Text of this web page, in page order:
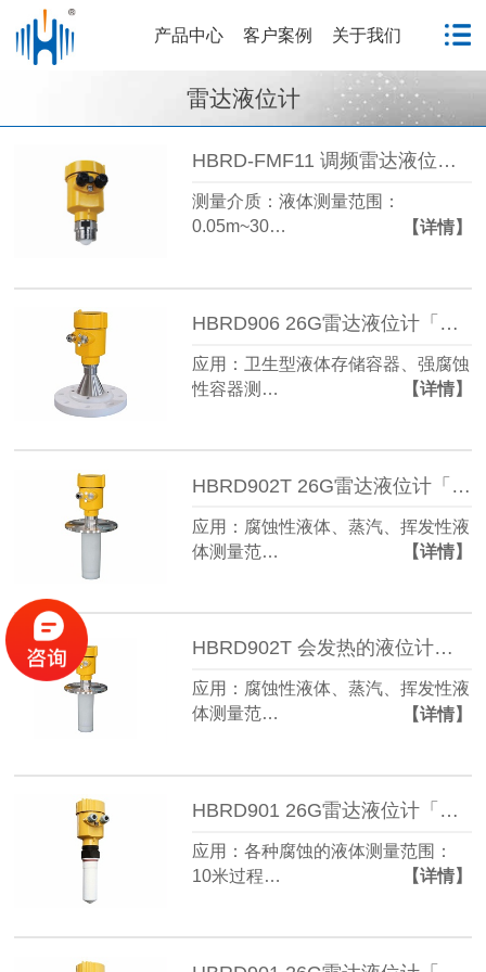
产品中心 客户案例 关于我们
雷达液位计
HBRD-FMF11 调频雷达液位计「防腐型」电力行业
测量介质：液体测量范围：
0.05m~30…
【详情】
HBRD906 26G雷达液位计「防腐型」电力行业
应用：卫生型液体存储容器、强腐蚀
性容器测…
【详情】
HBRD902T 26G雷达液位计「防腐型」电力行业
应用：腐蚀性液体、蒸汽、挥发性液
体测量范…
【详情】
HBRD902T 会发热的液位计「防腐型」电力行业
应用：腐蚀性液体、蒸汽、挥发性液
体测量范…
【详情】
HBRD901 26G雷达液位计「防腐型」电力行业
应用：各种腐蚀的液体测量范围：
10米过程…
【详情】